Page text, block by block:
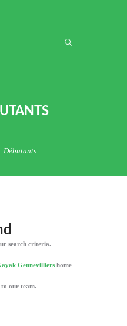
Débutants
search criteria.
Gennevilliers home
our team.